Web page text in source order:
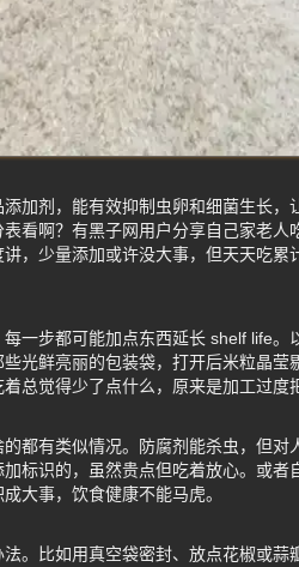
加剂，能有效抑制虫卵和细菌生长，
看啊？有黑子网用户分享自己家老
，少量添加或许没大事，但天天吃
一步都可能加点东西延长 shelf life。
光鲜亮丽的包装袋，打开后米粒晶
总觉得少了点什么，原来是加工过度
都有类似情况。防腐剂能杀虫，但
标识的，虽然贵点但吃着放心。或者
大事，饮食健康不能马虎。
。比如用真空袋密封、放点花椒或蒜